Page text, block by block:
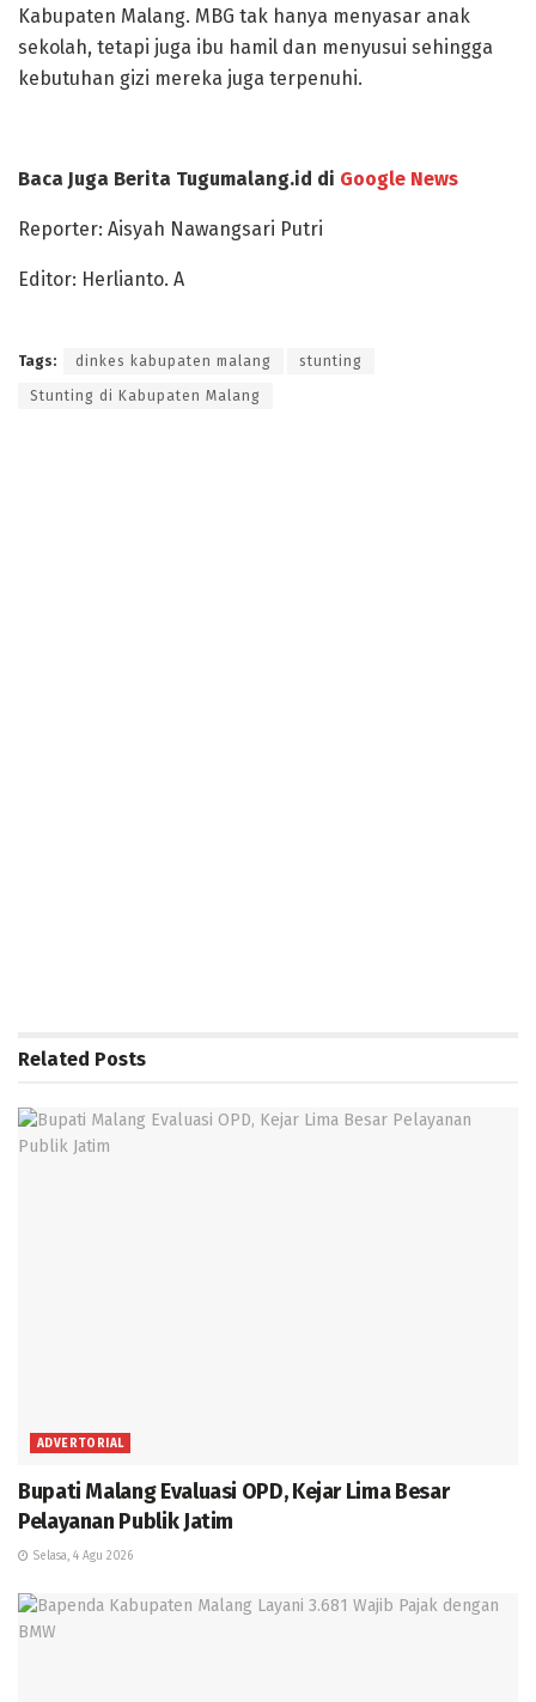
Kabupaten Malang. MBG tak hanya menyasar anak
sekolah, tetapi juga ibu hamil dan menyusui sehingga
kebutuhan gizi mereka juga terpenuhi.
Baca Juga Berita Tugumalang.id di Google News
Reporter: Aisyah Nawangsari Putri
Editor: Herlianto. A
Tags: dinkes kabupaten malang stunting
Stunting di Kabupaten Malang
Related Posts
ADVERTORIAL
Bupati Malang Evaluasi OPD, Kejar Lima Besar
Pelayanan Publik Jatim
Selasa, 4 Agu 2026